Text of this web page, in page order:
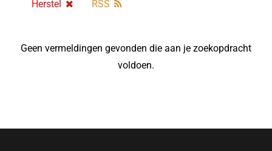
Herstel
RSS
Geen vermeldingen gevonden die aan je zoekopdracht
voldoen.